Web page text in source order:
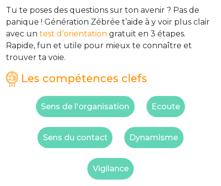
Tu te poses des questions sur ton avenir ? Pas de
panique ! Génération Zébrée t’aide à y voir plus clair
avec un test d’orientation gratuit en 3 étapes.
Rapide, fun et utile pour mieux te connaître et
trouver ta voie.
Les compétences clefs
Sens de l'organisation Ecoute
Sens du contact Dynamisme
Vigilance